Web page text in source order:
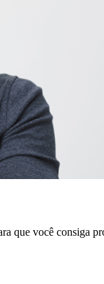
que você consiga